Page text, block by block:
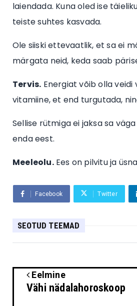
laiendada. Kuna oled ise
teiste suhtes kasvada.
Ole siiski ettevaatlik, et sa ei
märgata neid, keda saab
Tervis. Energiat võib olla
vitamiine, et end turgutada,
Sellise rütmiga ei jaksa sa
enda eest.
Meeleolu.Ees on pilvitu ja
Facebook Twitter
SEOTUD TEEMAD
Eelmine
Vähi nädalahoroskoop